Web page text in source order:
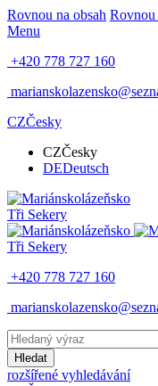
Rovnou na obsah Rovnou
Menu
+420 778 727 160
CZČesky
CZČesky
DEDeutsch
Tři Sekery
Tři Sekery
+420 778 727 160
Hledat
rozšířené vyhledávání